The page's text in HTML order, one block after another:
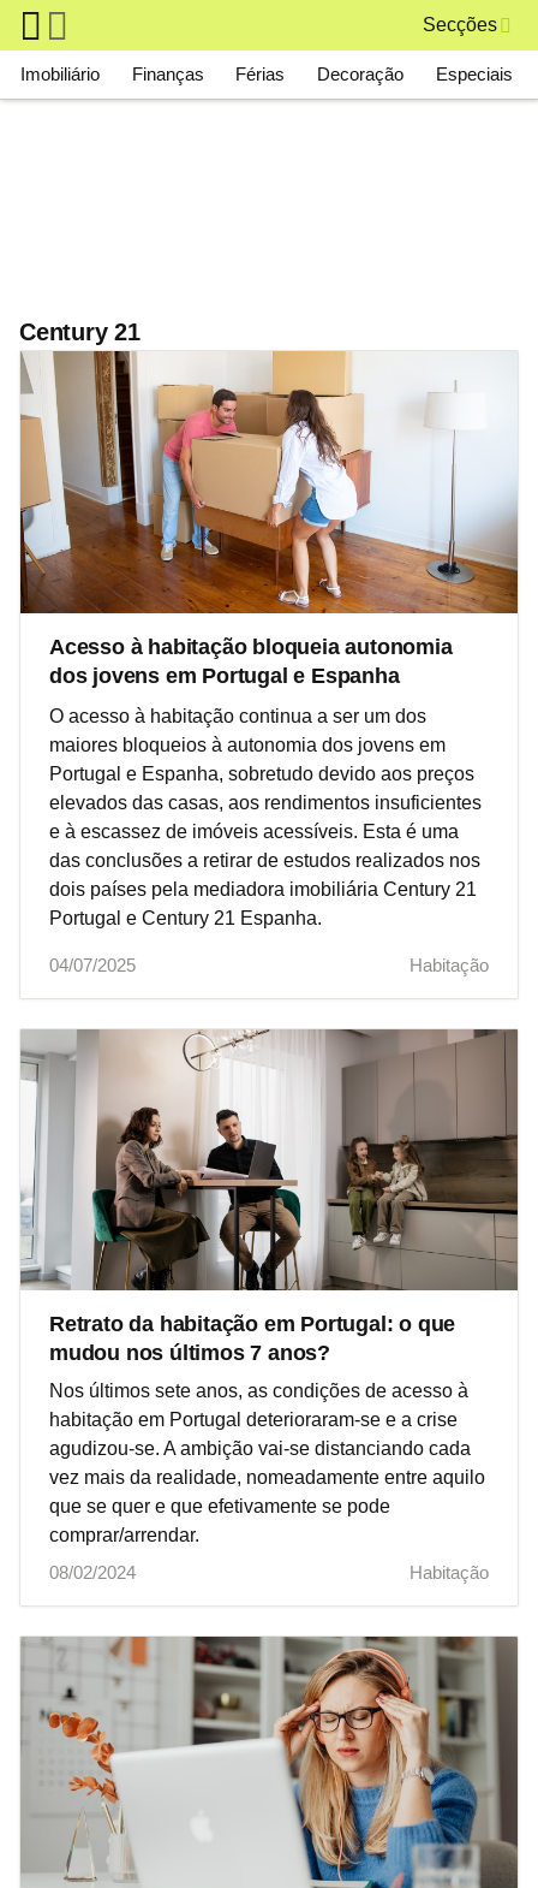
Skip to main content
Secções
Main navigation
Imobiliário Finanças Férias Decoração Especiais
Century 21
Acesso à habitação bloqueia autonomia
dos jovens em Portugal e Espanha
O acesso à habitação continua a ser um dos
maiores bloqueios à autonomia dos jovens em
Portugal e Espanha, sobretudo devido aos preços
elevados das casas, aos rendimentos insuficientes
e à escassez de imóveis acessíveis. Esta é uma
das conclusões a retirar de estudos realizados nos
dois países pela mediadora imobiliária Century 21
Portugal e Century 21 Espanha.
04/07/2025 Habitação
Retrato da habitação em Portugal: o que
mudou nos últimos 7 anos?
Nos últimos sete anos, as condições de acesso à
habitação em Portugal deterioraram-se e a crise
agudizou-se. A ambição vai-se distanciando cada
vez mais da realidade, nomeadamente entre aquilo
que se quer e que efetivamente se pode
comprar/arrendar.
08/02/2024
Habitação